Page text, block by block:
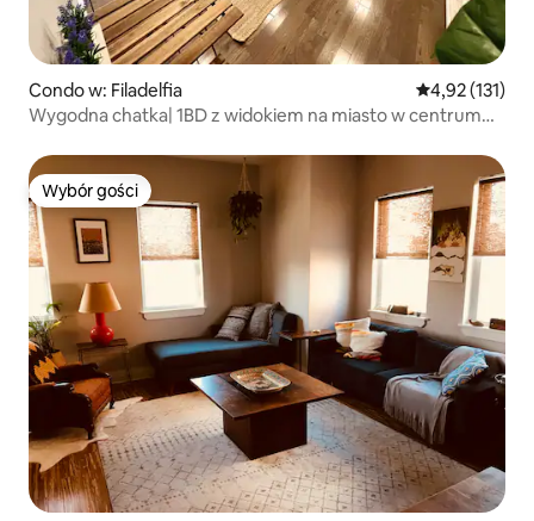
Condo w: Filadelfia Średnia
4,92 (131)
Wygodna chatka| 1BD z widokiem na miasto w centrum
Wybór gości
Wybór gości